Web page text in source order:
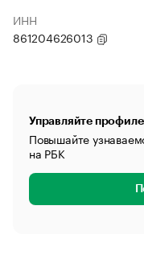
ИНН
861204626013
Управляйте
Повышайте
на РБК